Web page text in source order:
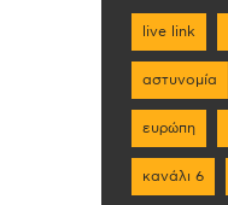
live link
αστυνομία
ευρώπη
κανάλι 6